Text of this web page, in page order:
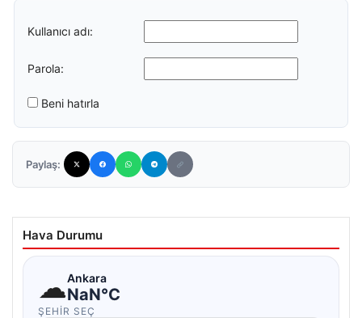
Kullanıcı adı:
Parola:
Beni hatırla
Paylaş:
Hava Durumu
☁Ankara
NaN°C
ŞEHIR SEÇ